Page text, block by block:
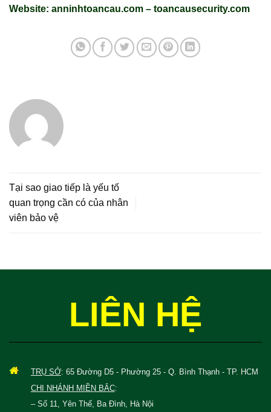
Website: anninhtoancau.com – toancausecurity.com
Tại sao giao tiếp là yếu tố
quan trọng cần có của nhân
viên bảo vệ
LIÊN HỆ
TRỤ SỞ: 65 Đường D5 - Phường 25 - Q. Bình Thạnh - TP. HCM
CHI NHÁNH MIỀN BẮC:
– Số 11, Yên Thế, Ba Đình, Hà Nội